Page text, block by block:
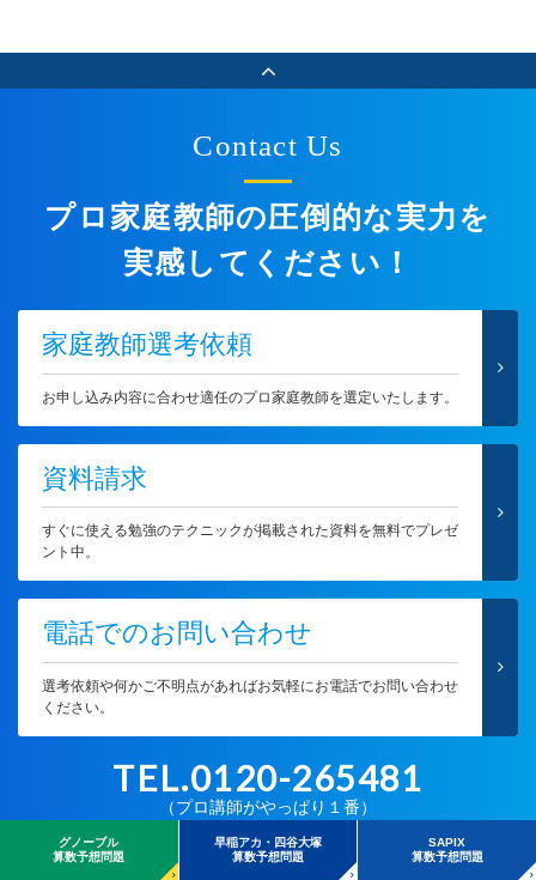
Contact Us
プロ家庭教師の圧倒的な実力を
実感してください！
家庭教師選考依頼
お申し込み内容に合わせ適任のプロ家庭教師を選定いたします。
資料請求
すぐに使える勉強のテクニックが掲載された資料を無料でプレゼ
ント中。
電話でのお問い合わせ
選考依頼や何かご不明点があればお気軽にお電話でお問い合わせ
ください。
TEL.0120-265481
（プロ講師がやっぱり１番）
【営業時間：11:00～19:00 土日祝休業】